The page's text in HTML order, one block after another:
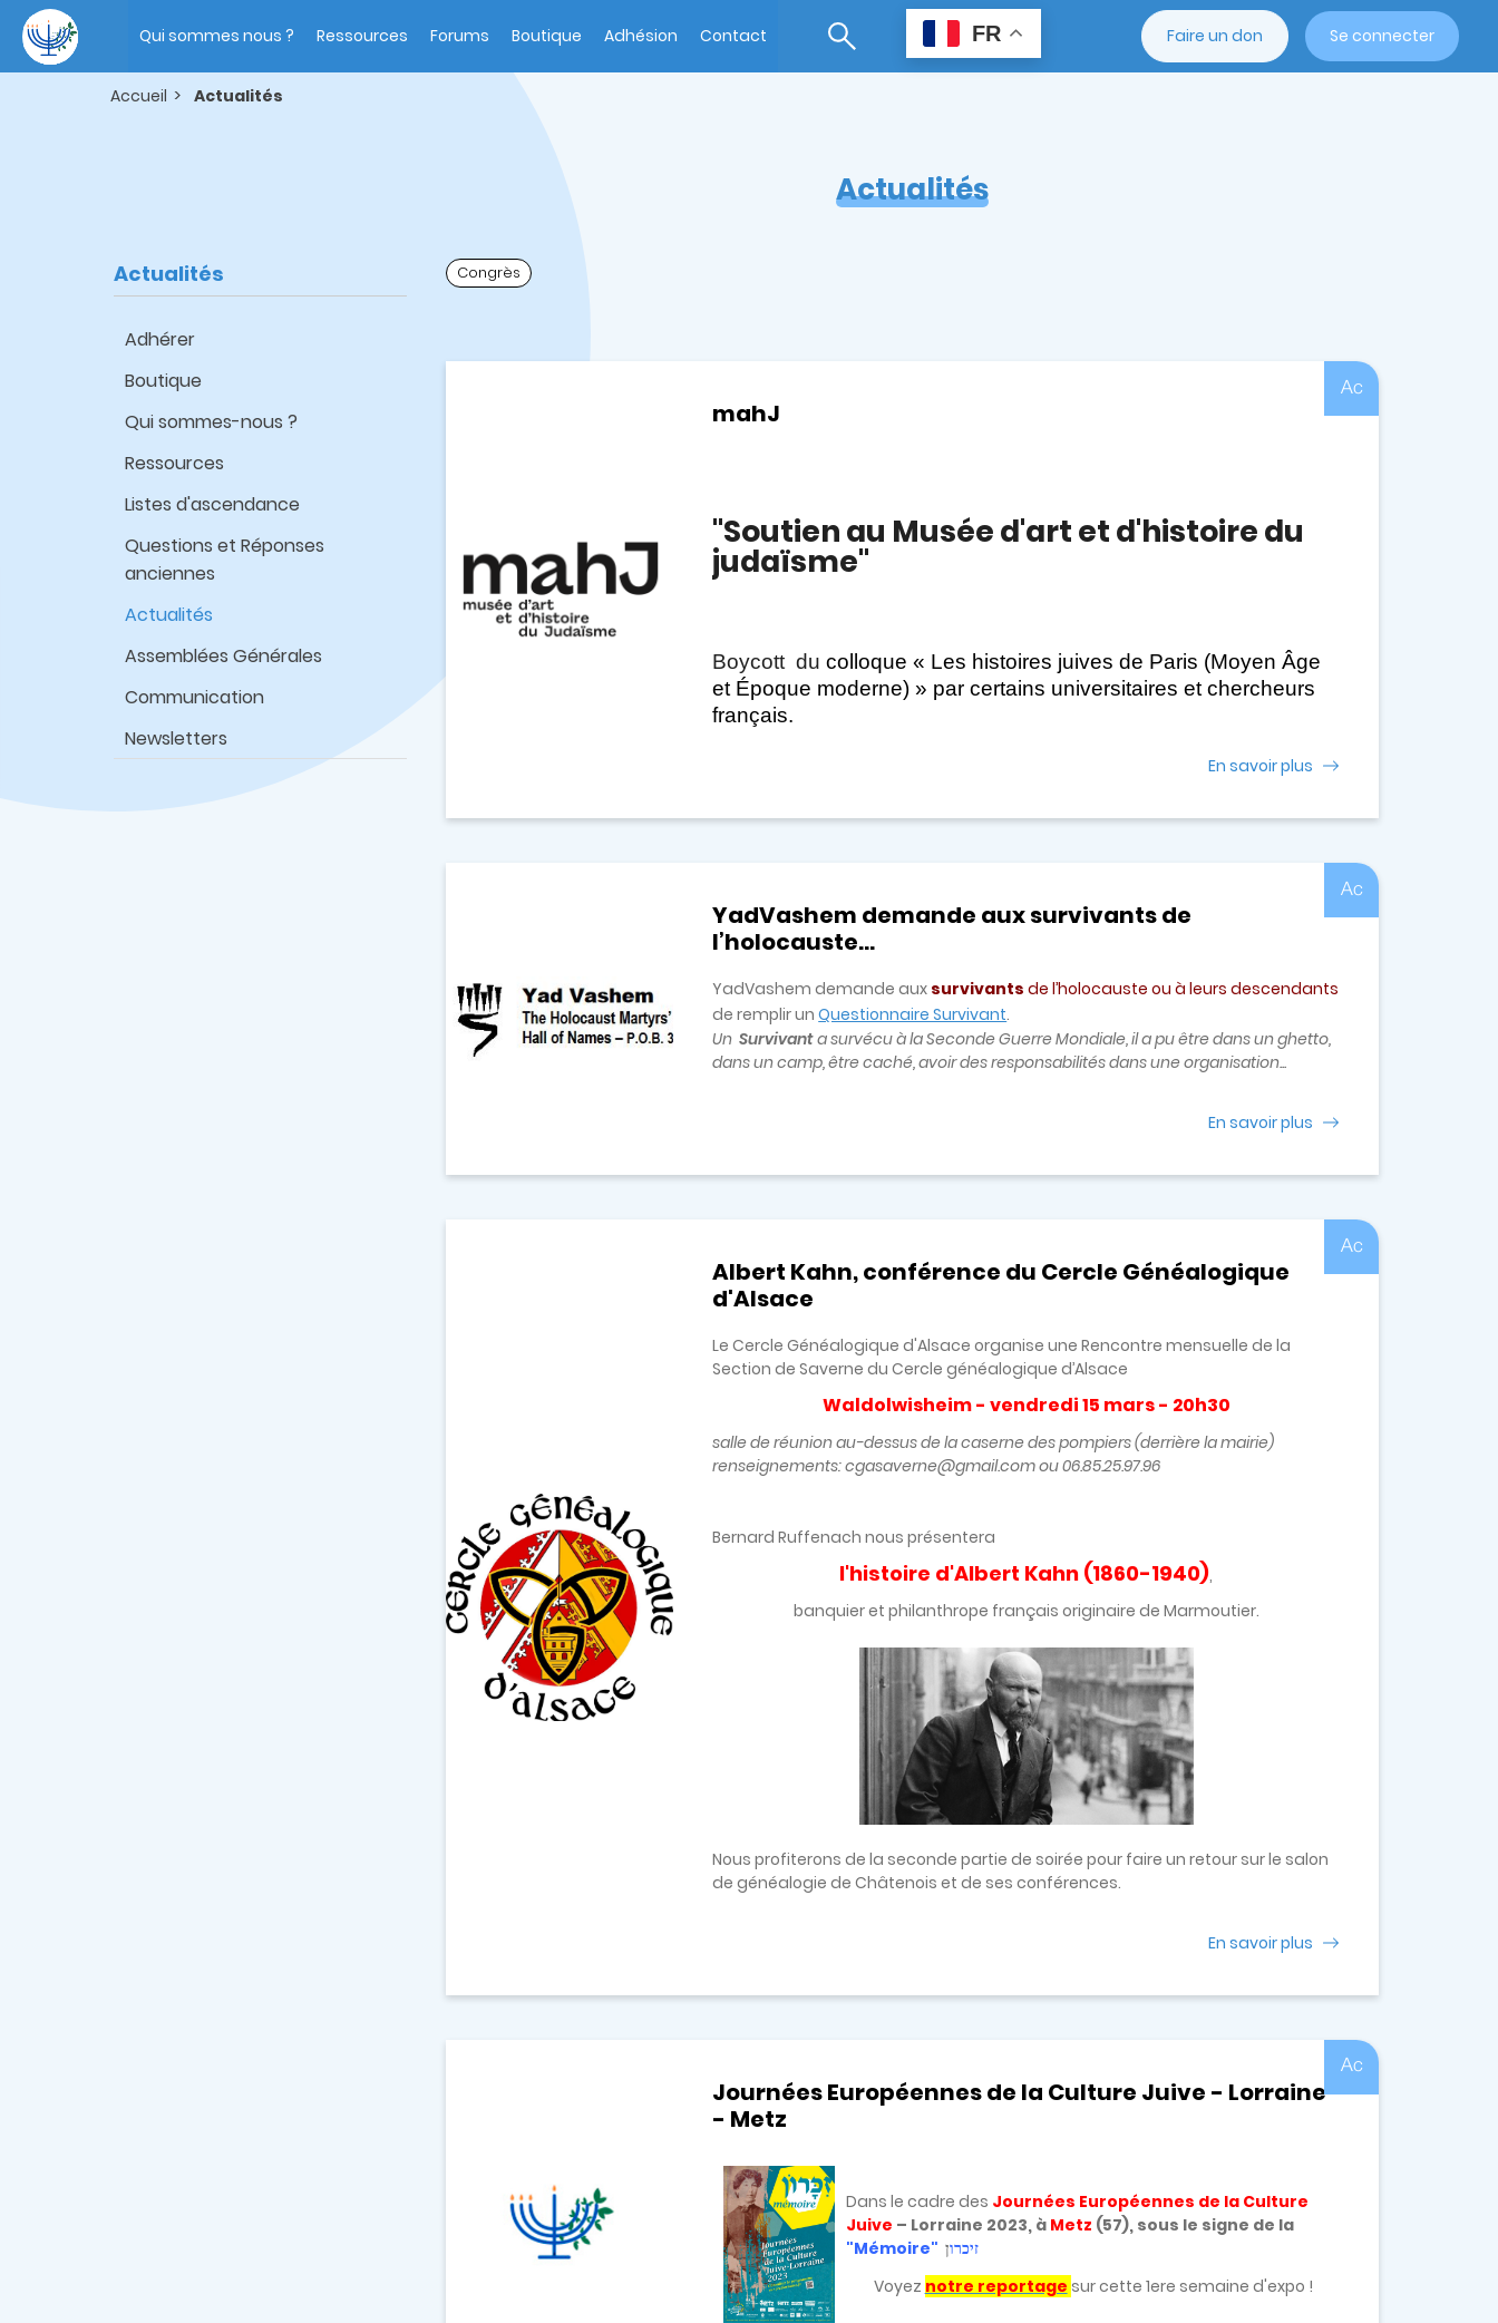
contenu
principal
navigation
Qui sommes nous ? Ressources Forums Boutique Adhésion Contact FR Faire un don Se connecter
Accueil Actualités
Actualités
Adhérer
Boutique
Qui sommes-nous ?
Ressources
Listes d'ascendance
Questions et Réponses
anciennes
Actualités
Assemblées Générales
Communication
Newsletters
Actualités
Congrès
Ac
mahJ
"Soutien au Musée d'art et d'histoire du
judaïsme"
Boycott ducolloque « Les histoires juives de Paris (Moyen Âge
et Époque moderne) » par certains universitaires et chercheurs
français.
En savoir plus
Ac
YadVashem demande aux survivants de
l’holocauste...
YadVashem demande aux survivants de l’holocauste ou à leurs descendants
de remplir unQuestionnaire Survivant.
Un Survivanta survécu à la Seconde Guerre Mondiale, il a pu être dans un ghetto,
dans un camp, être caché, avoir des responsabilités dans une organisation...
En savoir plus
Ac
Albert Kahn, conférence du Cercle Généalogique
d'Alsace
Le Cercle Généalogique d'Alsace organise une Rencontre mensuelle de la
Section de Saverne du Cercle généalogique d’Alsace
Waldolwisheim - vendredi 15 mars - 20h30
salle de réunion au-dessus de la caserne des pompiers (derrière la mairie)
renseignements: cgasaverne@gmail.com ou 06.85.25.97.96
Bernard Ruffenach nous présentera
l'histoire d'Albert Kahn (1860-1940),
banquier et philanthrope français originaire de Marmoutier.
Nous profiterons de la seconde partie de soirée pour faire un retour sur le salon
de généalogie de Châtenois et de ses conférences.
En savoir plus
Ac
Journées Européennes de la Culture Juive - Lorraine
- Metz
Dans le cadre des Journées Européennes de la Culture
Juive – Lorraine 2023, à Metz (57), sous le signe de la
"Mémoire" זיכרון
Voyez notre reportage sur cette 1ere semaine d'expo !